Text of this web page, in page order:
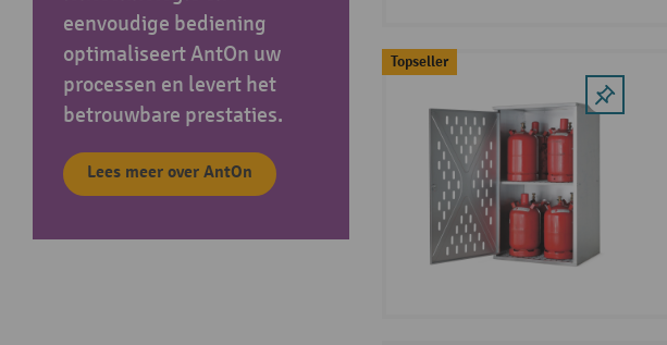
eenvoudige bediening
optimaliseert AntOn uw
processen en levert het
betrouwbare prestaties.
Lees meer over AntOn
Topseller